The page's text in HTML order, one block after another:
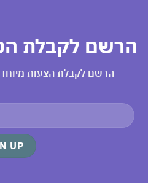
לקבלת
הרשם לקבלת הצעות מיוחדות